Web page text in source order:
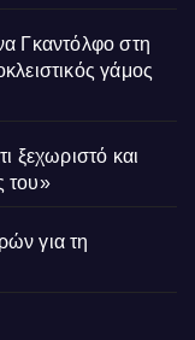
Γκαντόλφο στη
γάμος
ξεχωριστό και
του»
για τη